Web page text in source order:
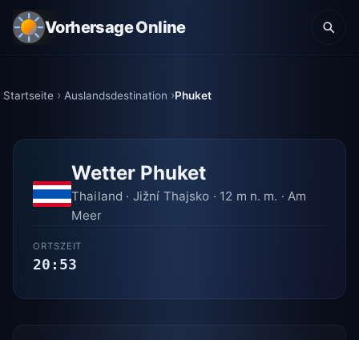
Vorhersage Online
Startseite Auslandsdestination Phuket
Wetter Phuket
Thailand · Jižní Thajsko · 12 m n. m. · Am
Meer
ORTSZEIT
20:53